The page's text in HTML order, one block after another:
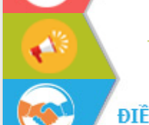
Bệnh án điện tử thúc đẩy chuyển đổi
số y tế tại Đắk Lắk
Chuyển đổi số thư viện: Mở rộng
không gian tri thức trong thời đại số
Đánh giá, rút kinh nghiệm công tác tổ
chức diễn tập trước ngày bầu cử
Chương trình “Gặp gỡ hữu nghị –
Friendship Meeting New Year 2026”